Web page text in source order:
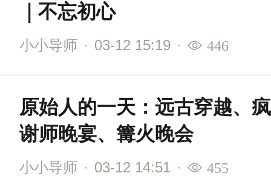
｜不忘初心
小小导师 · 03-12 15:19 · 446
原始人的一天：远古穿越、
谢师晚宴、篝火晚会
小小导师 · 03-12 14:51 · 455